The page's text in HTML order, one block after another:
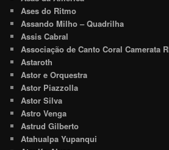
Ases do Ritmo
Assando Milho – Quadrilha
Assis Cabral
Associação de Canto Coral Camerata
Astaroth
Astor e Orquestra
Astor Piazzolla
Astor Silva
Astro Venga
Astrud Gilberto
Atahualpa Yupanqui